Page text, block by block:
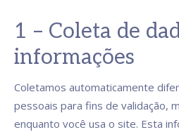
1 – Coleta de
informações
Coletamos automaticamente
pessoais para fins de validação,
enquanto você usa o site. Esta